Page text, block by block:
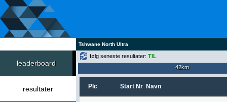
Tshwane North Ultra
leaderboard
resultater
følg seneste resultater: TIL
42km
Plc Start Nr Navn